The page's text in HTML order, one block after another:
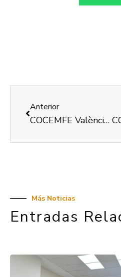
Anterior
COCEMFE València promourà la integració laboral de persones amb discapacitat
Más Noticias
Entradas